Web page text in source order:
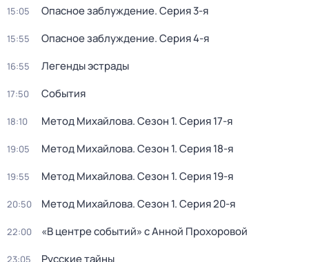
15:05 Опасное заблуждение. Серия 3-я
15:55 Опасное заблуждение. Серия 4-я
16:55 Легенды эстрады
17:50 События
18:10 Метод Михайлова. Сезон 1. Серия 17-я
19:05 Метод Михайлова. Сезон 1. Серия 18-я
19:55 Метод Михайлова. Сезон 1. Серия 19-я
20:50 Метод Михайлова. Сезон 1. Серия 20-я
22:00 «В центре событий» с Анной Прохоровой
23:05 Русские тайны